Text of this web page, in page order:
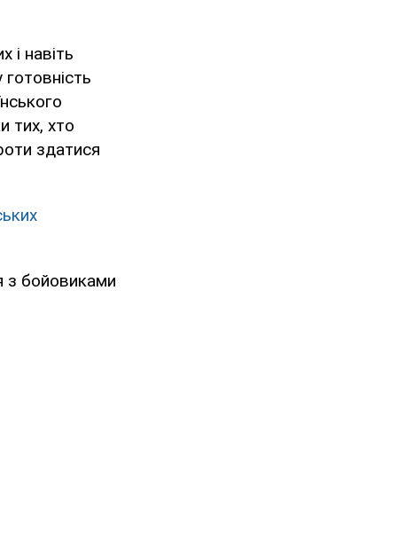
і навіть
тих, хто
здатися
з бойовиками